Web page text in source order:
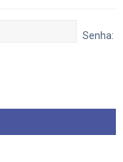
Senha: